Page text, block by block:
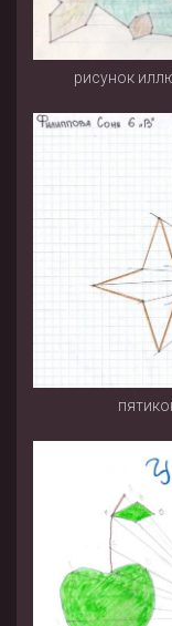
рисунок